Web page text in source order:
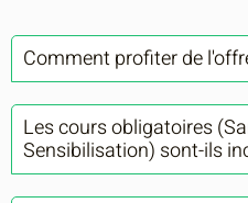
Comment profiter de
Les cours obligatoires
Sensibilisation) sont-ils